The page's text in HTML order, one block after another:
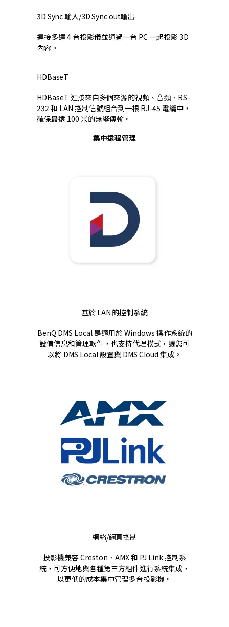
3D Sync 輸入/3D Sync out輸出
連接多達 4 台投影儀並通過一台 PC 一起投影 3D
內容。
HDBaseT
HDBaseT 連接來自多個來源的視頻、音頻、RS-
232 和 LAN 控制信號組合到一根 RJ-45 電纜中，
確保最遠 100 米的無縫傳輸。
集中遠程管理
基於 LAN 的控制系統
BenQ DMS Local 是適用於 Windows 操作系統的
設備信息和管理軟件，也支持代理模式，讓您可
以將 DMS Local 設置與 DMS Cloud 集成。
網絡/網頁控制
投影機兼容 Creston、AMX 和 PJ Link 控制系
統，可方便地與各種第三方組件進行系統集成，
以更低的成本集中管理多台投影機。